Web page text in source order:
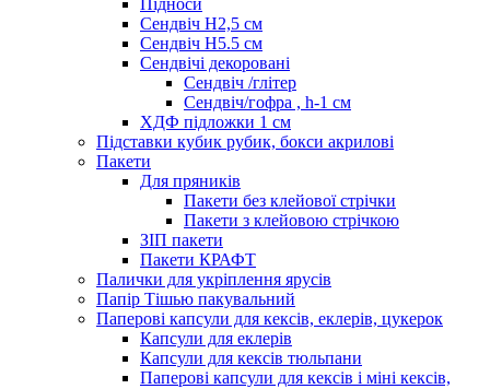
Підноси
Сендвіч H2,5 см
Сендвіч H5.5 см
Сендвічі декоровані
Сендвіч /глітер
Сендвіч/гофра , h-1 см
ХДФ підложки 1 см
Підставки кубик рубик, бокси акрилові
Пакети
Для пряників
Пакети без клейової стрічки
Пакети з клейовою стрічкою
ЗІП пакети
Пакети КРАФТ
Палички для укріплення ярусів
Папір Тішью пакувальний
Паперові капсули для кексів, еклерів, цукерок
Капсули для еклерів
Капсули для кексів тюльпани
Паперові капсули для кексів і міні кексів,